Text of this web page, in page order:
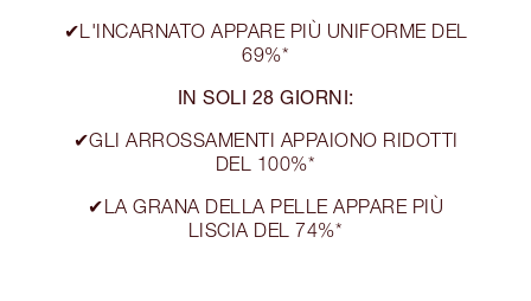
✔L'INCARNATO APPARE PIÙ UNIFORME DEL
69%*
IN SOLI 28 GIORNI:
✔GLI ARROSSAMENTI APPAIONO RIDOTTI
DEL 100%*
✔LA GRANA DELLA PELLE APPARE PIÙ
LISCIA DEL 74%*